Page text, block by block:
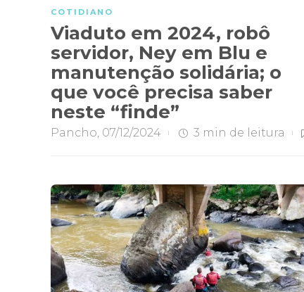
COTIDIANO
Viaduto em 2024, robô
servidor, Ney em Blu e
manutenção solidária; o
que você precisa saber
neste “finde”
Pancho, 07/12/2024 3 min de leitura